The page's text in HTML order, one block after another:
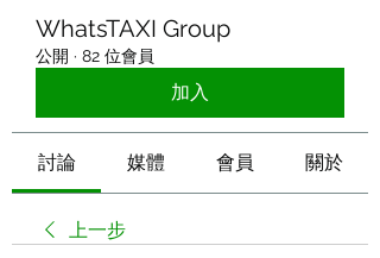
WhatsTAXI Group
公開 · 82 位會員
加入
討論 媒體 會員 關於
上一步